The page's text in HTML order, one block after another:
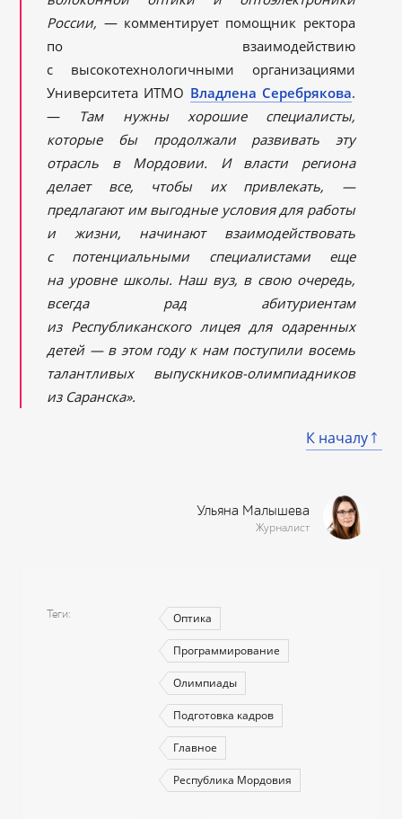
России, — комментирует помощник ректора
по взаимодействию
с высокотехнологичными организациями
Университета ИТМО Владлена Серебрякова.
— Там нужны хорошие специалисты,
которые бы продолжали развивать эту
отрасль в Мордовии. И власти региона
делает все, чтобы их привлекать, —
предлагают им выгодные условия для работы
и жизни, начинают взаимодействовать
с потенциальными специалистами еще
на уровне школы. Наш вуз, в свою очередь,
всегда рад абитуриентам
из Республиканского лицея для одаренных
детей — в этом году к нам поступили восемь
талантливых выпускников-олимпиадников
из Саранска».
К началу
Ульяна Малышева
Журналист
Теги Оптика
Программирование
Олимпиады
Подготовка кадров
Главное
Республика Мордовия